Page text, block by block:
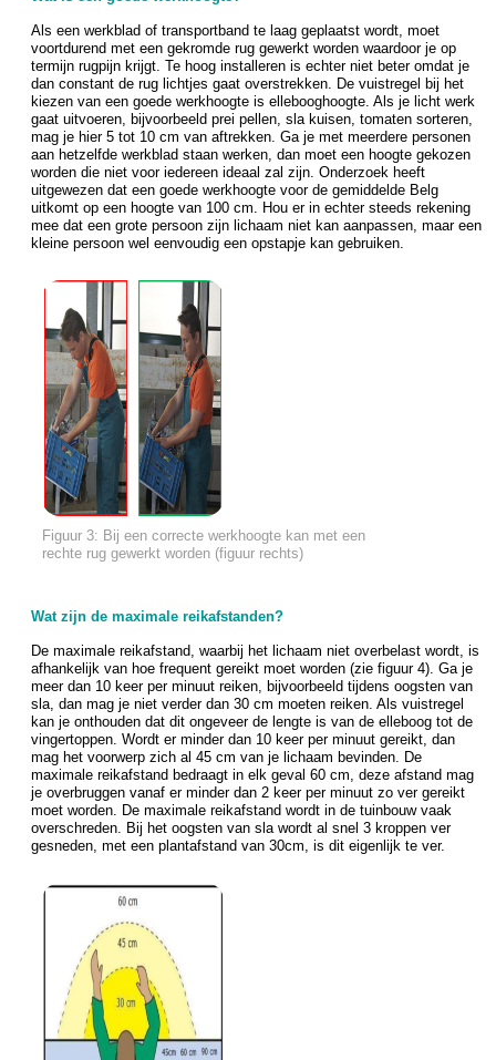
Als een werkblad of transportband te laag geplaatst wordt, moet
voortdurend met een gekromde rug gewerkt worden waardoor je op
termijn rugpijn krijgt. Te hoog installeren is echter niet beter omdat je
dan constant de rug lichtjes gaat overstrekken. De vuistregel bij het
kiezen van een goede werkhoogte is ellebooghoogte. Als je licht werk
gaat uitvoeren, bijvoorbeeld prei pellen, sla kuisen, tomaten sorteren,
mag je hier 5 tot 10 cm van aftrekken. Ga je met meerdere personen
aan hetzelfde werkblad staan werken, dan moet een hoogte gekozen
worden die niet voor iedereen ideaal zal zijn. Onderzoek heeft
uitgewezen dat een goede werkhoogte voor de gemiddelde Belg
uitkomt op een hoogte van 100 cm. Hou er in echter steeds rekening
mee dat een grote persoon zijn lichaam niet kan aanpassen, maar een
kleine persoon wel eenvoudig een opstapje kan gebruiken.
Figuur 3: Bij een correcte werkhoogte kan met een
rechte rug gewerkt worden (figuur rechts)
Wat zijn de maximale reikafstanden?
De maximale reikafstand, waarbij het lichaam niet overbelast wordt, is
afhankelijk van hoe frequent gereikt moet worden (zie figuur 4). Ga je
meer dan 10 keer per minuut reiken, bijvoorbeeld tijdens oogsten van
sla, dan mag je niet verder dan 30 cm moeten reiken. Als vuistregel
kan je onthouden dat dit ongeveer de lengte is van de elleboog tot de
vingertoppen. Wordt er minder dan 10 keer per minuut gereikt, dan
mag het voorwerp zich al 45 cm van je lichaam bevinden. De
maximale reikafstand bedraagt in elk geval 60 cm, deze afstand mag
je overbruggen vanaf er minder dan 2 keer per minuut zo ver gereikt
moet worden. De maximale reikafstand wordt in de tuinbouw vaak
overschreden. Bij het oogsten van sla wordt al snel 3 kroppen ver
gesneden, met een plantafstand van 30cm, is dit eigenlijk te ver.